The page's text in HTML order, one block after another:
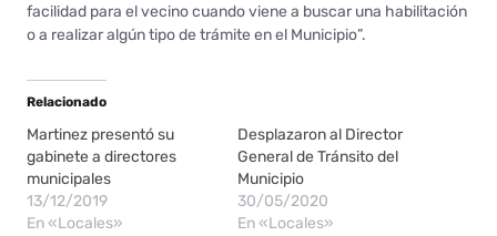
facilidad para el vecino cuando viene a buscar una habilitación
o a realizar algún tipo de trámite en el Municipio”.
Relacionado
Martinez presentó su
gabinete a directores
municipales
13/12/2019
En «Locales»
Desplazaron al Director
General de Tránsito del
Municipio
30/05/2020
En «Locales»